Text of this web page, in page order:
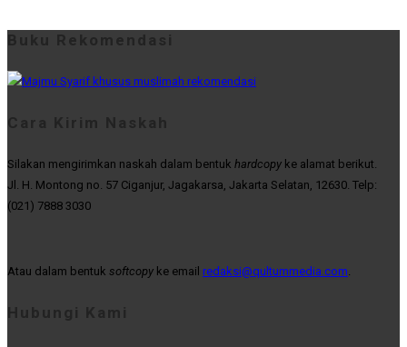
Buku Rekomendasi
Cara Kirim Naskah
Silakan mengirimkan naskah dalam bentuk hardcopy ke alamat berikut.
Jl. H. Montong no. 57 Ciganjur, Jagakarsa, Jakarta Selatan, 12630. Telp:
(021) 7888 3030
Atau dalam bentuk softcopy ke email redaksi@qultummedia.com.
Hubungi Kami